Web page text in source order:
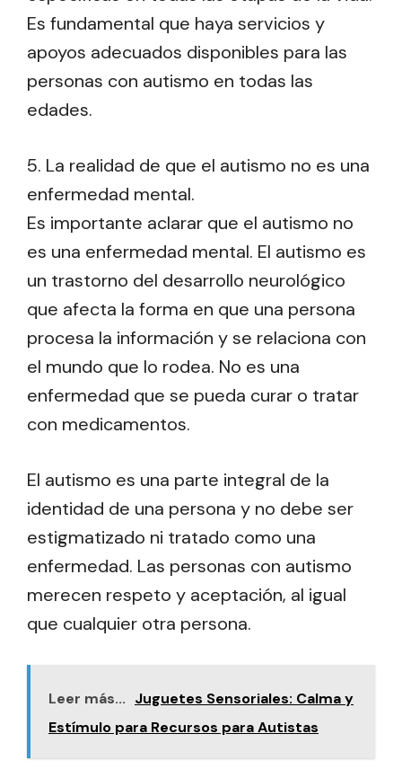
Es fundamental que haya servicios y
apoyos adecuados disponibles para las
personas con autismo en todas las
edades.
5. La realidad de que el autismo no es una
enfermedad mental.
Es importante aclarar que el autismo no
es una enfermedad mental. El autismo es
un trastorno del desarrollo neurológico
que afecta la forma en que una persona
procesa la información y se relaciona con
el mundo que lo rodea. No es una
enfermedad que se pueda curar o tratar
con medicamentos.
El autismo es una parte integral de la
identidad de una persona y no debe ser
estigmatizado ni tratado como una
enfermedad. Las personas con autismo
merecen respeto y aceptación, al igual
que cualquier otra persona.
Leer más... Juguetes Sensoriales: Calma y
Estímulo para Recursos para Autistas